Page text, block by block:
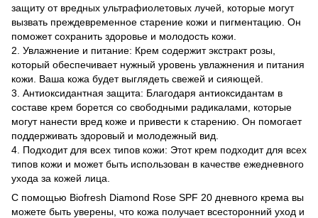
защиту от вредных ультрафиолетовых лучей, которые могут
вызвать преждевременное старение кожи и пигментацию. Он
поможет сохранить здоровье и молодость кожи.
2. Увлажнение и питание: Крем содержит экстракт розы,
который обеспечивает нужный уровень увлажнения и питания
кожи. Ваша кожа будет выглядеть свежей и сияющей.
3. Антиоксидантная защита: Благодаря антиоксидантам в
составе крем борется со свободными радикалами, которые
могут нанести вред коже и привести к старению. Он помогает
поддерживать здоровый и молодежный вид.
4. Подходит для всех типов кожи: Этот крем подходит для всех
типов кожи и может быть использован в качестве ежедневного
ухода за кожей лица.
С помощью Biofresh Diamond Rose SPF 20 дневного крема вы
можете быть уверены, что кожа получает всесторонний уход и